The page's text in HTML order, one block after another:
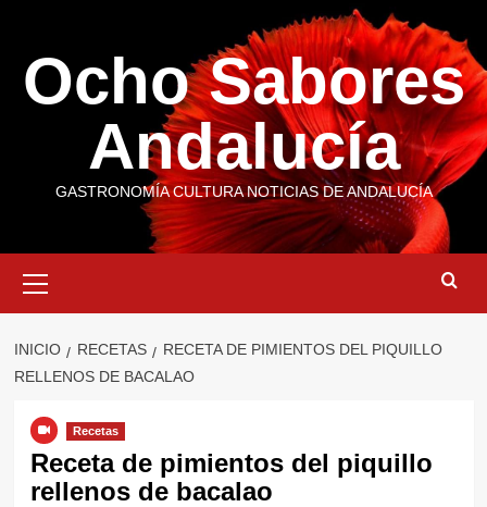
contenido
Ocho Sabores
Andalucía
GASTRONOMÍA CULTURA NOTICIAS DE ANDALUCÍA
primario
INICIO RECETAS
RECETA DE PIMIENTOS DEL PIQUILLO
RELLENOS DE BACALAO
Recetas
Receta de pimientos del piquillo
rellenos de bacalao